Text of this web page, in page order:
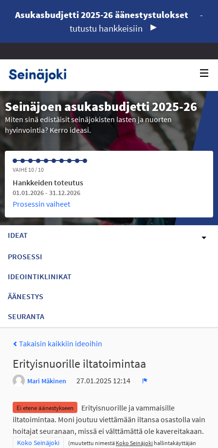
Asukasbudjetti 2025-26 äänestystulokset
-
tutustu hankkeisiin
Seinäjoen asukasbudjetti 2025-26
Miten sinä edistäisit seinäjokisten lasten ja nuorten
hyvinvointia? Kerro ideasi.
VAIHE 10 / 10
Hankkeiden toteutus
01.01.2026 - 31.12.2026
Prosessin vaiheet
IDEAT
PROSESSI
IDEOINTIKLINIKAT
ÄÄNESTYS
SEURANTA
Takaisin kaikkiin ideoihin
Erityisnuorille iltatoimintaa
Mari Mäkinen
27.01.2025 12:14
Ei etene äänestykseen
Erityisnuorille ja vammaisille
iltatoimintaa. Moni joutuu viettämään iltansa osastolla vain
hoitajat seuranaan, missä ei välttämättä ole kavereitakaan.
Rajaa tulokset teeman mukaan: Koko Seinäjoki
Koko Seinäjoki (muutettu nimestä Koko Seinäjoki hallintakäyttäjän